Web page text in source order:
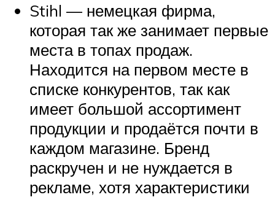
Stihl — немецкая фирма,
которая так же занимает первые
места в топах продаж.
Находится на первом месте в
списке конкурентов, так как
имеет большой ассортимент
продукции и продаётся почти в
каждом магазине. Бренд
раскручен и не нуждается в
рекламе, хотя характеристики